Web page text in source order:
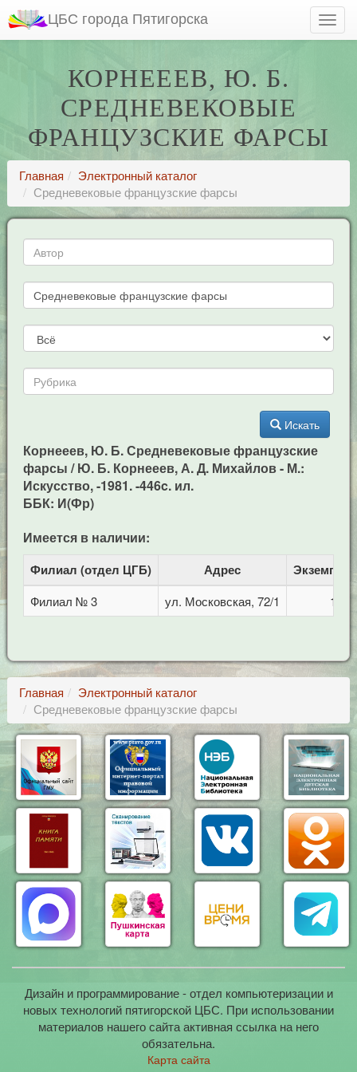
ЦБС города Пятигорска
КОРНЕЕЕВ, Ю. Б.
СРЕДНЕВЕКОВЫЕ
ФРАНЦУЗСКИЕ ФАРСЫ
Главная
Электронный каталог
Средневековые французские фарсы
Искать
Корнееев, Ю. Б. Средневековые французские
фарсы / Ю. Б. Корнееев, А. Д. Михайлов - М.:
Искусство, -1981. -446c. ил.
ББК: И(Фр)
Имеется в наличии:
Филиал (отдел ЦГБ) Адрес
Филиал № 3 ул. Московская, 72/1 1
Главная
Электронный каталог
Средневековые французские фарсы
Дизайн и программирование - отдел компьютеризации и
новых технологий пятигорской ЦБС. При использовании
материалов нашего сайта активная ссылка на него
обязательна.
Карта сайта